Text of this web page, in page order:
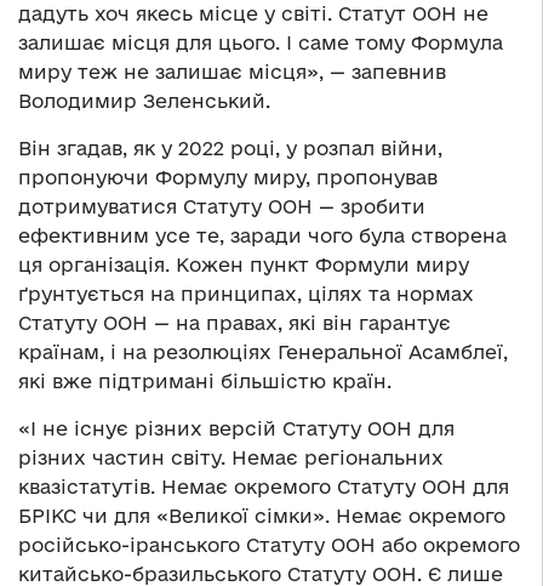
дадуть хоч якесь місце у світі. Статут ООН не
залишає місця для цього. І саме тому Формула
миру теж не залишає місця», — запевнив
Володимир Зеленський.
Він згадав, як у 2022 році, у розпал війни,
пропонуючи Формулу миру, пропонував
дотримуватися Статуту ООН — зробити
ефективним усе те, заради чого була створена
ця організація. Кожен пункт Формули миру
ґрунтується на принципах, цілях та нормах
Статуту ООН — на правах, які він гарантує
країнам, і на резолюціях Генеральної Асамблеї,
які вже підтримані більшістю країн.
«І не існує різних версій Статуту ООН для
різних частин світу. Немає регіональних
квазістатутів. Немає окремого Статуту ООН для
БРІКС чи для «Великої сімки». Немає окремого
російсько-іранського Статуту ООН або окремого
китайсько-бразильського Статуту ООН. Є лише